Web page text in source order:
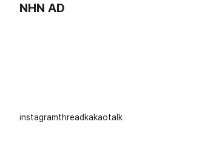
NHN AD
instagramthread kakaotalk